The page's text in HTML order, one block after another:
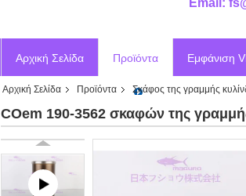
Email:
Αρχική Σελίδα Προϊόντα Εμφάνιση
Ζητήστε ένα απόσπασμα Vr
Αρχική Σελίδα Προϊόντα Σκάφος της γραμμής
COem 190-3562 σκαφών της